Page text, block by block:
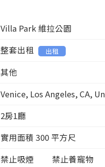
Villa Park 維拉公園
整套出租 出租
其他
Venice, Los Angeles, CA,
2房1廳
實用面積 300 平方尺
禁止吸煙 禁止養寵物